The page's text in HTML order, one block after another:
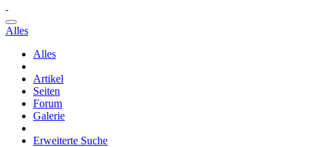
Alles
Alles
Artikel
Seiten
Forum
Galerie
Erweiterte Suche